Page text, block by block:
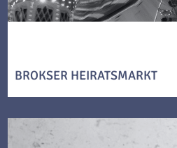
BROKSER HEIRATSMARKT